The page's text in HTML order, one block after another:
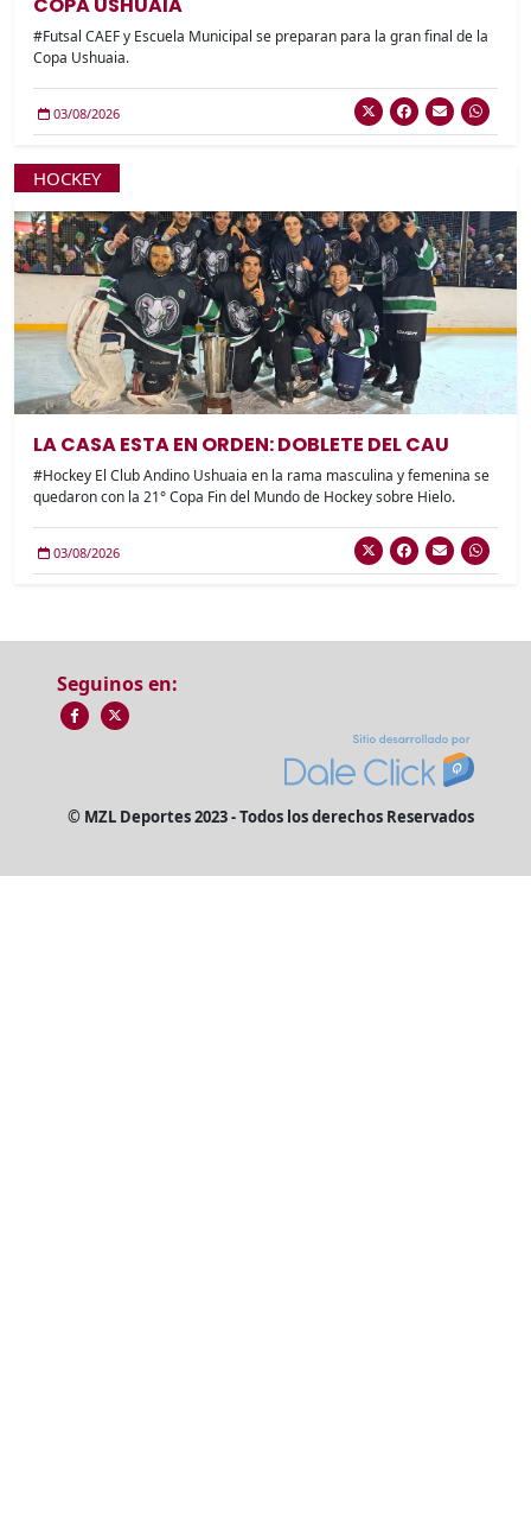
#Futsal CAEF y Escuela Municipal se preparan para la gran final de la
Copa Ushuaia.
03/08/2026
HOCKEY
LA CASA ESTA EN ORDEN: DOBLETE DEL CAU
#Hockey El Club Andino Ushuaia en la rama masculina y femenina se
quedaron con la 21° Copa Fin del Mundo de Hockey sobre Hielo.
03/08/2026
Seguinos en:
© MZL Deportes 2023 - Todos los derechos Reservados